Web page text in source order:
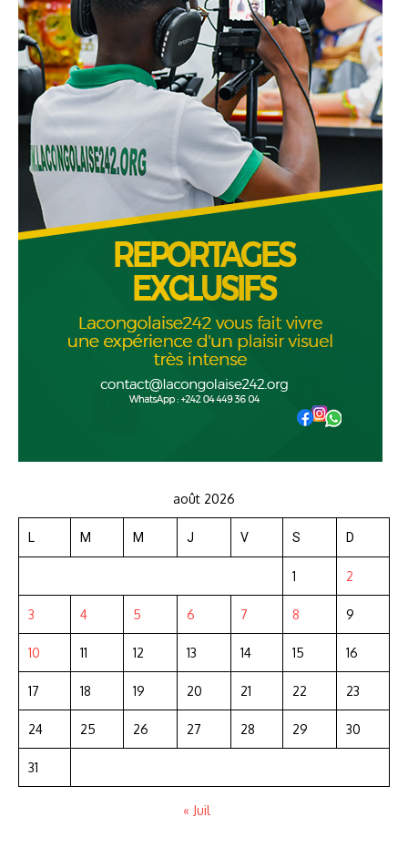
août 2026
L M M J V S D
1 2
3 4 5 6 7 8 9
10 11 12 13 14 15 16
17 18 19 20 21 22 23
24 25 26 27 28 29 30
31
« Juil